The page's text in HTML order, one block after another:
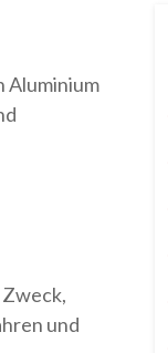
Aluminium
und